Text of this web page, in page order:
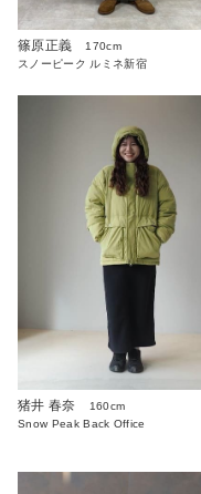
篠原正義
170cm
スノーピーク ルミネ新宿
猪井 春奈
160cm
Snow Peak Back Office